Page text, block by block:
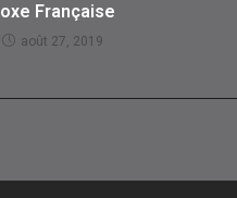
Française
août 27, 2019